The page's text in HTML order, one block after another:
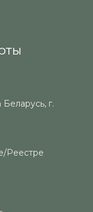
г.
Реестре